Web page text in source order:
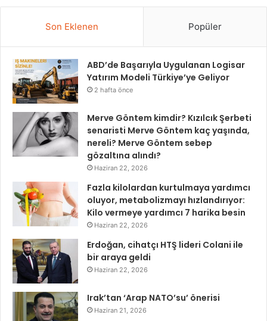
Son Eklenen Popüler
ABD’de Başarıyla Uygulanan Logisar
Yatırım Modeli Türkiye’ye Geliyor
2 hafta önce
Merve Göntem kimdir? Kızılcık Şerbeti
senaristi Merve Göntem kaç yaşında,
nereli? Merve Göntem sebep
gözaltına alındı?
Haziran 22, 2026
Fazla kilolardan kurtulmaya yardımcı
oluyor, metabolizmayı hızlandırıyor:
Kilo vermeye yardımcı 7 harika besin
Haziran 22, 2026
Erdoğan, cihatçı HTŞ lideri Colani ile
bir araya geldi
Haziran 22, 2026
Irak’tan ‘Arap NATO’su’ önerisi
Haziran 21, 2026